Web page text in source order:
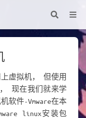
虚拟机， 但使用
现在我们就来学
软件-Vmware在本
linux安装包